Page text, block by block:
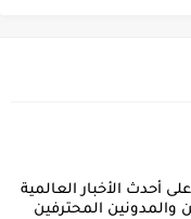
أحدث الأخبار العالمية
والمدونين المحترفين